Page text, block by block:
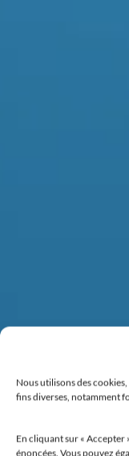
Nous utilisons des
fins diverses, notamment
En cliquant sur « Accepter
énoncées. Vous pouvez